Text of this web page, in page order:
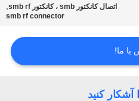
اتصال کانکتور smb ، کانکتور smb rf ,
smb rf connector
با ما!
آشکار کنید